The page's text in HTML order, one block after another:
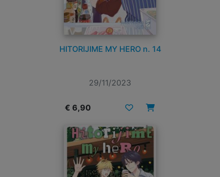
HITORIJIME MY HERO n. 14
29/11/2023
€ 6,90